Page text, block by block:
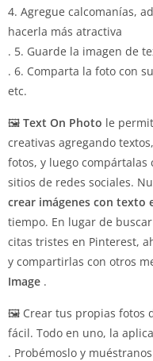
4. Agregue calcomanías,
hacerla más atractiva
. 5. Guarde la imagen de
. 6. Comparta la foto con
etc.
🖼️ Text On Photo le
creativas agregando
fotos, y luego compártalas
sitios de redes sociales.
crear imágenes con texto
tiempo. En lugar de
citas tristes en Pinterest,
y compartirlas con otros
Image .
🖼️ Crear tus propias fotos
fácil. Todo en uno, la
. Probémoslo y